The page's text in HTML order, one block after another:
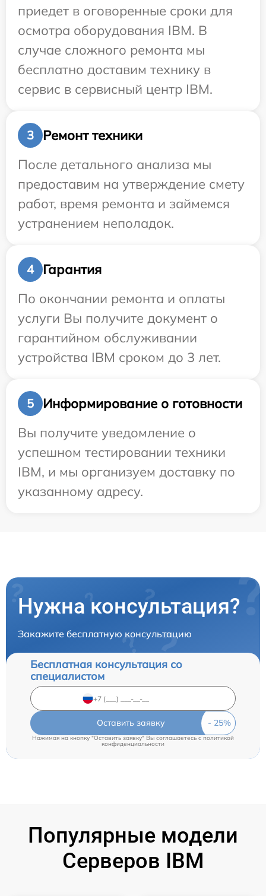
приедет в оговоренные сроки для
осмотра оборудования IBM. В
случае сложного ремонта мы
бесплатно доставим технику в
сервис в сервисный центр IBM.
3
Ремонт техники
После детального анализа мы
предоставим на утверждение смету
работ, время ремонта и займемся
устранением неполадок.
4
Гарантия
По окончании ремонта и оплаты
услуги Вы получите документ о
гарантийном обслуживании
устройства IBM сроком до 3 лет.
5
Информирование о готовности
Вы получите уведомление о
успешном тестировании техники
IBM, и мы организуем доставку по
указанному адресу.
Нужна консультация?
Закажите бесплатную консультацию
Бесплатная консультация со
специалистом
Оставить заявку
Нажимая на кнопку "Оставить заявку" Вы соглашаетесь c политикой
конфиденциальности
Популярные модели
Серверов IBM